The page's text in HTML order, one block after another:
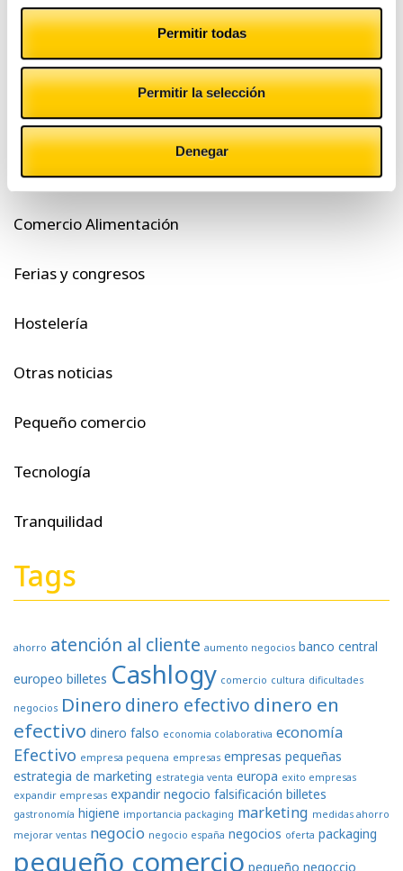
Permitir todas
Permitir la selección
Denegar
entradas
negocio
Categorías
#CashlogyContigo
Comercio Alimentación
Ferias y congresos
Hostelería
Otras noticias
Pequeño comercio
Tecnología
Tranquilidad
Tags
ahorro atención al cliente aumento negocios banco central
europeo billetes Cashlogy comercio cultura dificultades
negocios Dinero dinero efectivo dinero en
efectivo dinero falso economia colaborativa economía
Efectivo empresa pequena empresas empresas pequeñas
estrategia de marketing estrategia venta europa exito empresas
expandir empresas expandir negocio falsificación billetes
gastronomía higiene importancia packaging marketing medidas ahorro
mejorar ventas negocio negocio españa negocios oferta packaging
pequeño comercio pequeño negoccio